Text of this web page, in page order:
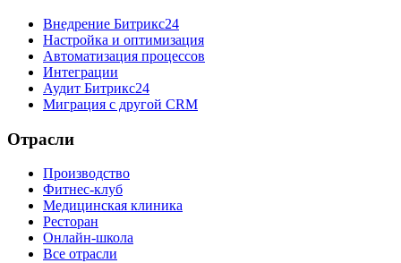
Внедрение Битрикс24
Настройка и оптимизация
Автоматизация процессов
Интеграции
Аудит Битрикс24
Миграция с другой CRM
Отрасли
Производство
Фитнес-клуб
Медицинская клиника
Ресторан
Онлайн-школа
Все отрасли